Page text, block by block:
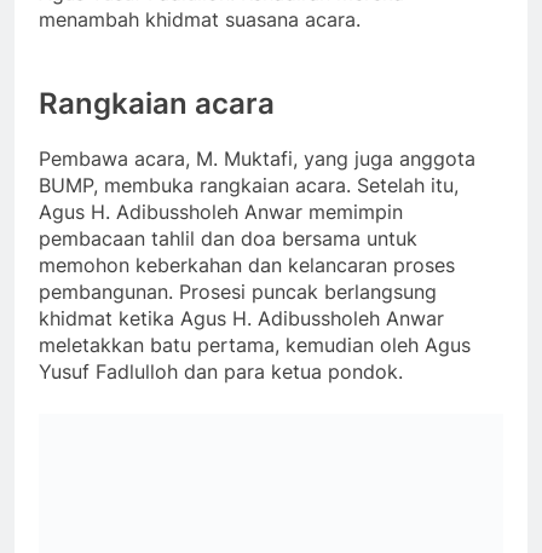
menambah khidmat suasana acara.
Rangkaian acara
Pembawa acara, M. Muktafi, yang juga anggota
BUMP, membuka rangkaian acara. Setelah itu,
Agus H. Adibussholeh Anwar memimpin
pembacaan tahlil dan doa bersama untuk
memohon keberkahan dan kelancaran proses
pembangunan. Prosesi puncak berlangsung
khidmat ketika Agus H. Adibussholeh Anwar
meletakkan batu pertama, kemudian oleh Agus
Yusuf Fadlulloh dan para ketua pondok.